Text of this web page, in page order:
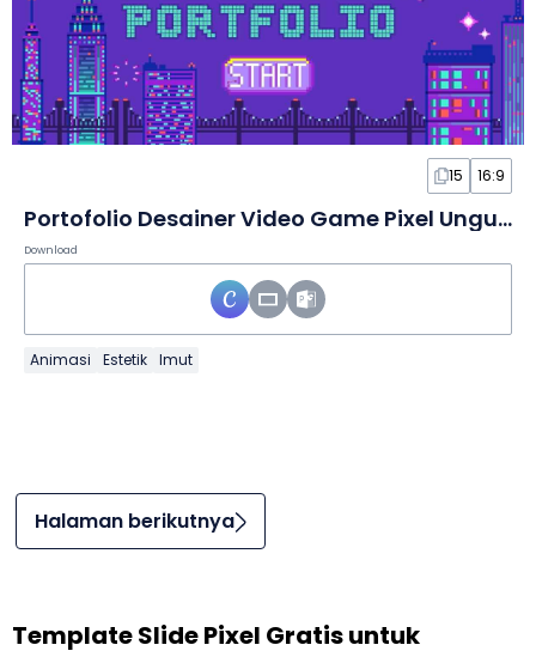
15 16:9
Portofolio Desainer Video Game Pixel Ungu dalam Slide
Download
Animasi Estetik Imut
Halaman berikutnya
Template Slide Pixel Gratis untuk